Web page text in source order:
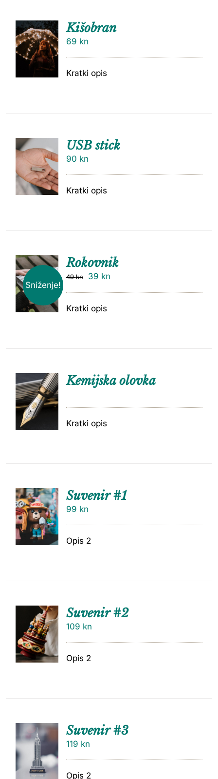
DODAJ
U
KOŠARI
Kišobran
69 kn
Kratki opis
DODAJ
CU
USB stick
90 kn
Kratki opis
Sniženje!
DODAJ
Rokovnik
49kn 39 kn
Kratki opis
Kemijska olovka
Kratki opis
DODAJ
U
KOŠARI
CU
Suvenir #1
99 kn
Opis 2
DODAJ
U
KOŠARI
CU
Suvenir #2
109 kn
Opis 2
DODAJ
Suvenir #3
119 kn
Opis 2